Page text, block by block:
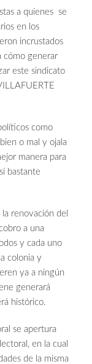
a quienes se
en los
incrustados
cómo generar
este sindicato
como
o mal y ojala
manera para
bastante
renovación del
a una
y cada uno
colonia y
ya a ningún
generará
histórico.
se apertura
en la cual
de la misma